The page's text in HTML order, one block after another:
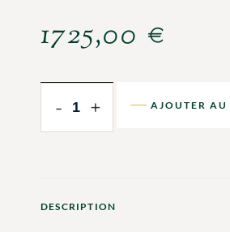
1725,00 €
- + AJOUTER AU
DESCRIPTION